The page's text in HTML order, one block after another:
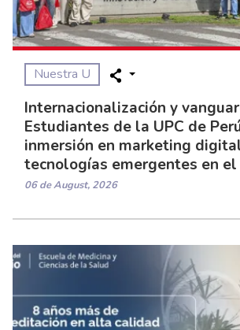
Nuestra U
Internacionalización y
Estudiantes de la UPC de
inmersión en marketing
tecnologías emergentes en el
06 de August, 2026